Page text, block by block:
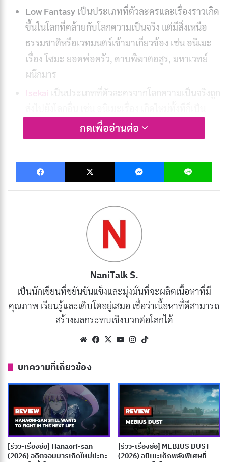
Low Fantasy เป็นประเภทที่ตัวละครและเรื่องราวเกิด
ขึ้นในโลกที่คล้ายกับโลกความเป็นจริง แต่มีสิ่งเหนือ
ธรรมชาติหรือเวทมนตร์เข้ามาเกี่ยวข้อง เช่น อนิเมะ
เรื่อง โซมะ ยอดพ่อครัว, ดาบพิฆาตอสูร, มหาเวทย์
ผนึกมาร
Isekai เป็นประเภทที่ตัวละครจากโลกความเป็นจริงถูก
สไลม์ไปซะแล้ว, Re:Zero, Sword Art Online
โลก เนื่องจากเป็นแนวที่เปิดกว้างให้จินตนาการของผู้สร้าง
ได้อย่างเต็มที่ สามารถสร้างเรื่องราวที่แปลกใหม่และน่าตื่น
ปรัชญาต่าง ๆ ได้อย่างน่าสนใจ
50. Spice And Wolf: Merchant Meets
Spice and Wolf: Merchant Meets the Wise Wolf” เป็น
เรื่องราวการเดินทางของพ่อค้าหนุ่มผู้มากประสบการณ์
Kraft Lawrence ที่ได้พบกับ Holo เทพธิดาหมาป่าผู้ทรง
ปัญญาในยุ้งข้าวสาลีของเขา Holo ที่เบื่อหน่ายกับการถูก
กดเพื่ออ่านต่อ
Facebook X Messenger Line
NaniTalk S.
เป็นนักเขียนที่ขยันขันแข็งและมุ่งมั่นที่จะผลิตเนื้อหาที่มี
คุณภาพ เรียนรู้และเติบโตอยู่เสมอ เชื่อว่าเนื้อหาที่ดีสามารถ
สร้างผลกระทบเชิงบวกต่อโลกได้
WebsiteFacebook
X YouTubeInstagram
บทความที่เกี่ยวข้อง
[รีวิว-เรื่องย่อ] Hanaori-san
(2026) อดีตจอมมารเกิดใหม่ปะทะ
[รีวิว-เรื่องย่อ] MEBIUS DUST
(2026) อนิเมะเด็กพลังพิเศษที่